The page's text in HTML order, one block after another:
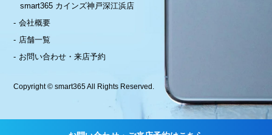
smart365 カインズ神戸深江浜店
会社概要
店舗一覧
お問い合わせ・来店予約
Copyright © smart365 All Rights Reserved.